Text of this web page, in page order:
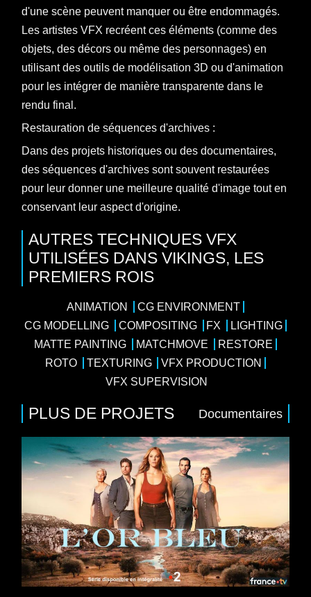
d'une scène peuvent manquer ou être endommagés.
Les artistes VFX recréent ces éléments (comme des
objets, des décors ou même des personnages) en
utilisant des outils de modélisation 3D ou d'animation
pour les intégrer de manière transparente dans le
rendu final.
Restauration de séquences d'archives :
Dans des projets historiques ou des documentaires,
des séquences d'archives sont souvent restaurées
pour leur donner une meilleure qualité d'image tout en
conservant leur aspect d'origine.
AUTRES TECHNIQUES VFX
UTILISÉES DANS VIKINGS, LES
PREMIERS ROIS
ANIMATION
CG ENVIRONMENT
CG MODELLING
COMPOSITING FX
LIGHTING
MATTE PAINTING
MATCHMOVE
RESTORE
ROTO
TEXTURING
VFX PRODUCTION
VFX SUPERVISION
PLUS DE PROJETS Documentaires
/Drame/Thriller
Valérie Karsenti, Marie Kremer, Samir
France, France Télévisions